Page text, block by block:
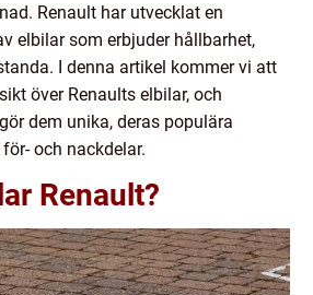
Renault har utvecklat en
elbilar som erbjuder hållbarhet,
I denna artikel kommer vi att
över Renaults elbilar, och
dem unika, deras populära
och nackdelar.
Renault?